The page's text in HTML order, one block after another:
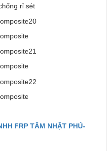
rỉ sét
FRP TÂM NHẬT PHÚ-